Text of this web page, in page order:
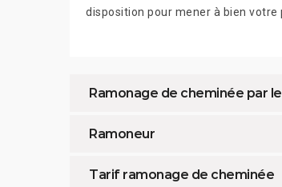
disposition pour mener à bien votre
Ramonage de cheminée par
Ramoneur
Tarif ramonage de cheminée